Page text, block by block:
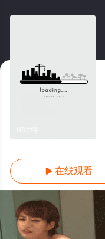
 在线观看